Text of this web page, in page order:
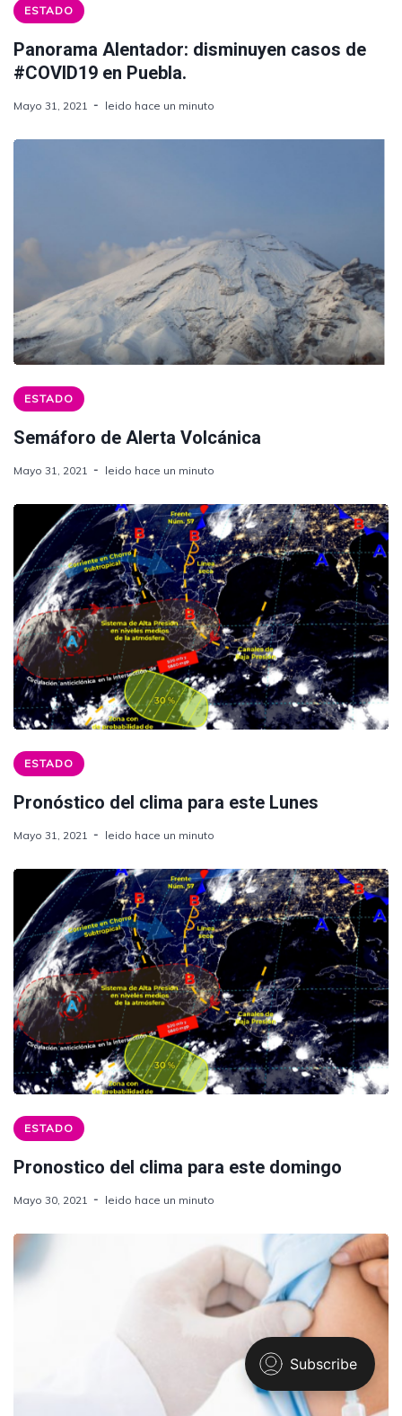
ESTADO
Panorama Alentador: disminuyen casos de
#COVID19 en Puebla.
Mayo 31, 2021 leido hace un minuto
ESTADO
Semáforo de Alerta Volcánica
Mayo 31, 2021 leido hace un minuto
ESTADO
Pronóstico del clima para este Lunes
Mayo 31, 2021 leido hace un minuto
ESTADO
Pronostico del clima para este domingo
Mayo 30, 2021 leido hace un minuto